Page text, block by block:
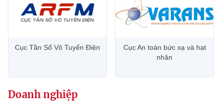
Cục Tần Số Vô Tuyến Điện
Cục An toàn bức xạ và hạt
nhân
Doanh nghiệp